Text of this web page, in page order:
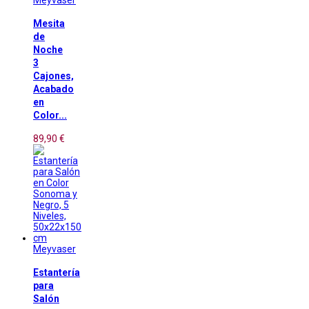
Mesita
de
Noche
3
Cajones,
Acabado
en
Color...
89,90 €
Meyvaser
Estantería
para
Salón